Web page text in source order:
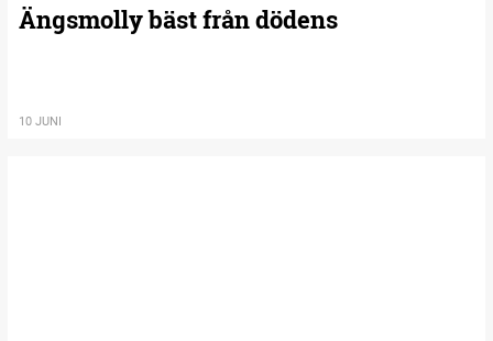
Ängsmolly bäst från dödens
10 JUNI